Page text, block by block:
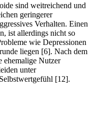
sind weit­reichend und
geringerer
Verhalten. Einen
ist allerdings nicht so
wie Depressionen
liegen [6]. Nach dem
ehemalige Nutzer
unter
[12].